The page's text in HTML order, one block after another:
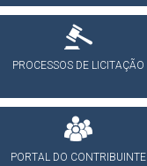
PROCESSOS DE LICITAÇÃO
PORTAL DO CONTRIBUINTE